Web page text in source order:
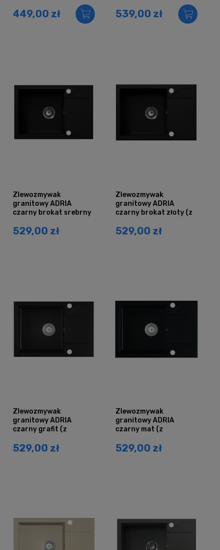
449,00 zł 539,00 zł
Zlewozmywak
granitowy ADRIA
czarny brokat srebrny
529,00 zł
Zlewozmywak
granitowy ADRIA
czarny brokat złoty (z
529,00 zł
Zlewozmywak
granitowy ADRIA
czarny grafit (z
529,00 zł
Zlewozmywak
granitowy ADRIA
czarny mat (z
529,00 zł